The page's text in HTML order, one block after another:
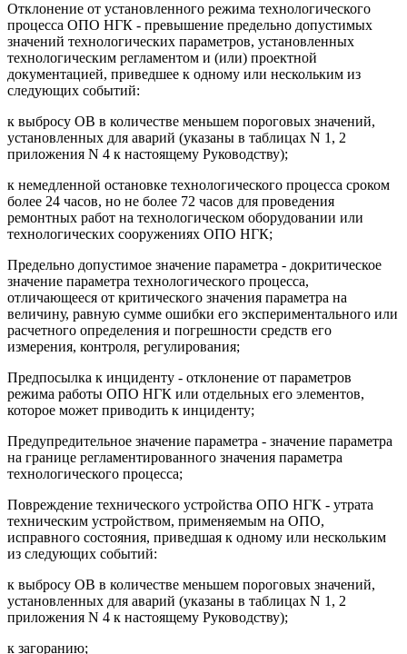
Отклонение от установленного режима технологического
процесса ОПО НГК - превышение предельно допустимых
значений технологических параметров, установленных
технологическим регламентом и (или) проектной
документацией, приведшее к одному или нескольким из
следующих событий:
к выбросу ОВ в количестве меньшем пороговых значений,
установленных для аварий (указаны в таблицах N 1, 2
приложения N 4 к настоящему Руководству);
к немедленной остановке технологического процесса сроком
более 24 часов, но не более 72 часов для проведения
ремонтных работ на технологическом оборудовании или
технологических сооружениях ОПО НГК;
Предельно допустимое значение параметра - докритическое
значение параметра технологического процесса,
отличающееся от критического значения параметра на
величину, равную сумме ошибки его экспериментального или
расчетного определения и погрешности средств его
измерения, контроля, регулирования;
Предпосылка к инциденту - отклонение от параметров
режима работы ОПО НГК или отдельных его элементов,
которое может приводить к инциденту;
Предупредительное значение параметра - значение параметра
на границе регламентированного значения параметра
технологического процесса;
Повреждение технического устройства ОПО НГК - утрата
техническим устройством, применяемым на ОПО,
исправного состояния, приведшая к одному или нескольким
из следующих событий:
к выбросу ОВ в количестве меньшем пороговых значений,
установленных для аварий (указаны в таблицах N 1, 2
приложения N 4 к настоящему Руководству);
к загоранию;